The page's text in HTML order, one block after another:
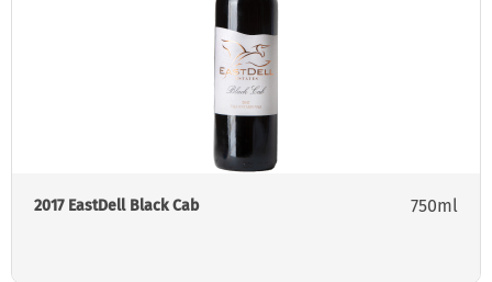
2017 EastDell Black Cab 750ml